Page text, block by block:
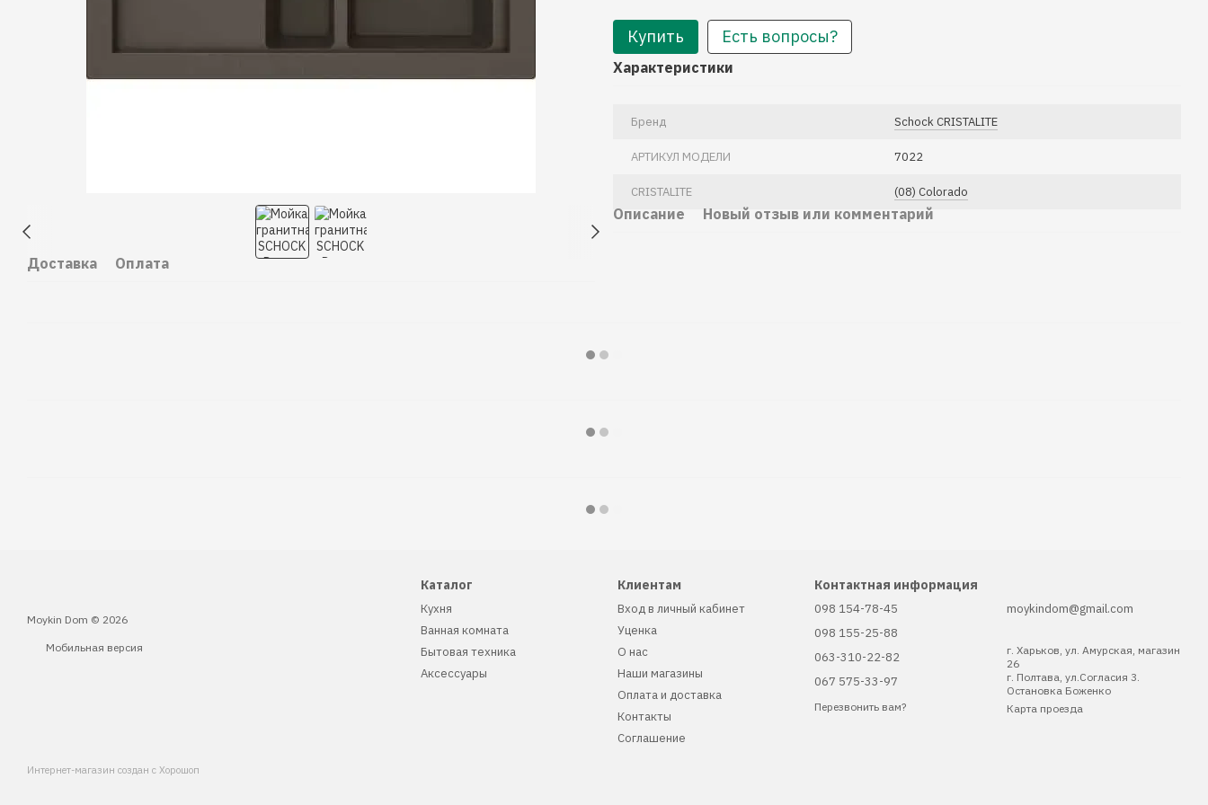
Доставка Оплата
Купить Есть вопросы?
Характеристики
Бренд Schock CRISTALITE
АРТИКУЛ МОДЕЛИ 7022
CRISTALITE (08) Colorado
Описание Новый отзыв или комментарий
Moykin Dom © 2026
Мобильная версия
Интернет-магазин создан с Хорошоп
Каталог
Кухня
Ванная комната
Бытовая техника
Аксессуары
Клиентам
Вход в личный кабинет
Уценка
О нас
Наши магазины
Оплата и доставка
Контакты
Соглашение
Контактная информация
098 154-78-45
098 155-25-88
063-310-22-82
067 575-33-97
Перезвонить вам?
moykindom@gmail.com
г. Харьков, ул. Амурская, магазин
26
г. Полтава, ул.Согласия 3.
Остановка Боженко
Карта проезда